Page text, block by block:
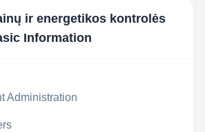
ir energetikos kontrolės
Information
Administration